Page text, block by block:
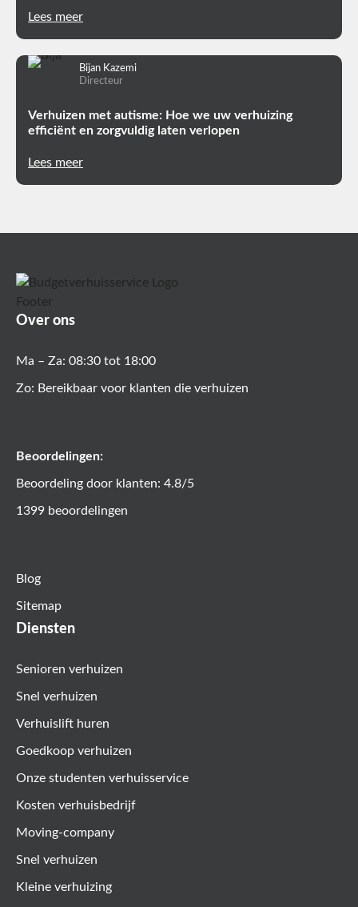
Lees meer
Bijan Kazemi
Directeur
Verhuizen met autisme: Hoe we uw verhuizing
efficiënt en zorgvuldig laten verlopen
Lees meer
Over ons
Ma – Za: 08:30 tot 18:00
Zo: Bereikbaar voor klanten die verhuizen
Beoordelingen:
Beoordeling door klanten: 4.8/5
1399 beoordelingen
Blog
Sitemap
Diensten
Senioren verhuizen
Snel verhuizen
Verhuislift huren
Goedkoop verhuizen
Onze studenten verhuisservice
Kosten verhuisbedrijf
Moving-company
Snel verhuizen
Kleine verhuizing